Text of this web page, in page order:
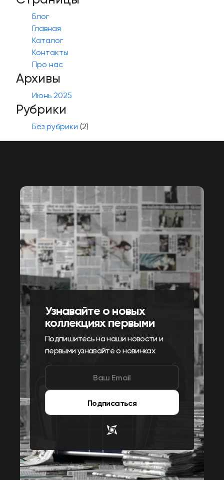
Блог
Главная
Каталог
Контакты
Про нас
Архивы
Июнь 2025
Рубрики
Без рубрики (2)
Узнавайте о новых
коллекциях первыми
Подпишитесь на наши новости и
первыми узнавайте о новинках
Подписаться